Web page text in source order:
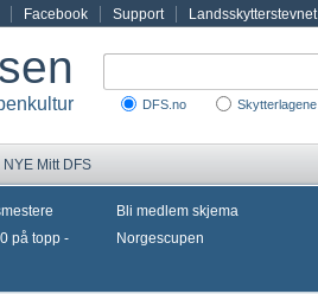
Facebook Support Landsskytterstevnet
DFS.no Skytterlagene
NYE Mitt DFS
på topp -
Bli medlem skjema
Norgescupen